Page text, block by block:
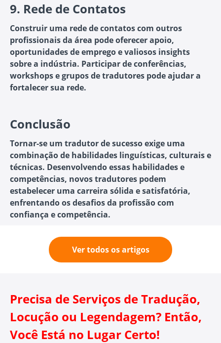
9. Rede de Contatos
Construir uma rede de contatos com outros
profissionais da área pode oferecer apoio,
oportunidades de emprego e valiosos insights
sobre a indústria. Participar de conferências,
workshops e grupos de tradutores pode ajudar a
fortalecer sua rede.
Conclusão
Tornar-se um tradutor de sucesso exige uma
combinação de habilidades linguísticas, culturais e
técnicas. Desenvolvendo essas habilidades e
competências, novos tradutores podem
estabelecer uma carreira sólida e satisfatória,
enfrentando os desafios da profissão com
confiança e competência.
Ver todos os artigos
Precisa de Serviços de Tradução,
Locução ou Legendagem? Então,
Você Está no Lugar Certo!